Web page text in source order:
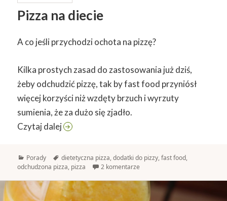
Pizza na diecie
A co jeśli przychodzi ochota na pizzę?
Kilka prostych zasad do zastosowania już dziś,
żeby odchudzić pizzę, tak by fast food przyniósł
więcej korzyści niż wzdęty brzuch i wyrzuty
sumienia, że za dużo się zjadło.
Czytaj dalejPizza na diecie
Kategorie
Porady Tagi
dietetyczna pizza,dodatki do pizzy,fast food,
odchudzona pizza, pizza 2 komentarze